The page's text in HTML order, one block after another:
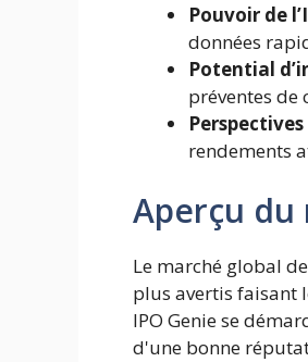
Pouvoir de
données
Potential
préventes de
rendements
Aperçu du
Le marché global
plus avertis faisant
IPO Genie se
d'une bonne